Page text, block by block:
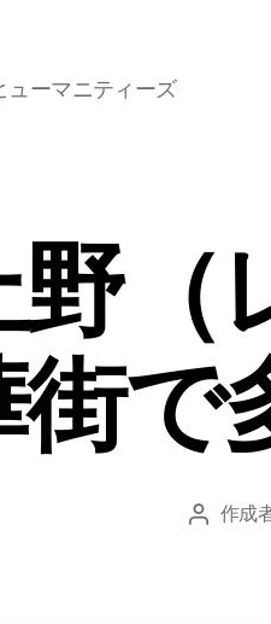
ューマニティーズ
野（
街で
投 作成